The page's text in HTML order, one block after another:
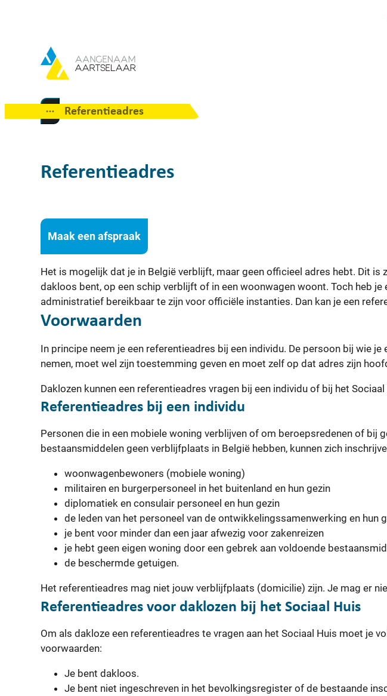
Aartselaar
Toon alle broodkruimel items
Referentieadres
Referentieadres
Maak een afspraak
Het is mogelijk dat je in België verblijft, maar geen officieel adres hebt. Dit is
dakloos bent, op een schip verblijft of in een woonwagen woont. Toch heb
administratief bereikbaar te zijn voor officiële instanties. Dan kan je een
Voorwaarden
In principe neem je een referentieadres bij een individu. De persoon bij wie
nemen, moet wel zijn toestemming geven en moet zelf op dat adres zijn
Daklozen kunnen een referentieadres vragen bij een individu of bij het Sociaal
Referentieadres bij een individu
Personen die in een mobiele woning verblijven of om beroepsredenen of bij
bestaansmiddelen geen verblijfplaats in België hebben, kunnen zich
woonwagenbewoners (mobiele woning)
militairen en burgerpersoneel in het buitenland en hun gezin
diplomatiek en consulair personeel en hun gezin
de leden van het personeel van de ontwikkelingssamenwerking en hun
je bent voor minder dan een jaar afwezig voor zakenreizen
je hebt geen eigen woning door een gebrek aan voldoende
de beschermde getuigen.
Het referentieadres mag niet jouw verblijfplaats (domicilie) zijn. Je mag er
Referentieadres voor daklozen bij het Sociaal Huis
Om als dakloze een referentieadres te vragen aan het Sociaal Huis moet je
voorwaarden:
Je bent dakloos.
Je bent niet ingeschreven in het bevolkingsregister of de bestaande